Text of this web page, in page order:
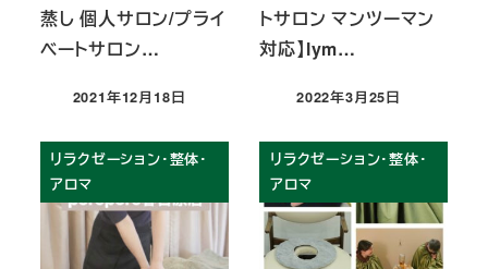
蒸し 個人サロン/プライ
ベートサロン…
投稿日
2021年12月18日
トサロン マンツーマン
対応】lym…
投稿日
2022年3月25日
リラクゼーション・整体・
アロマ
リラクゼーション・整体・
アロマ